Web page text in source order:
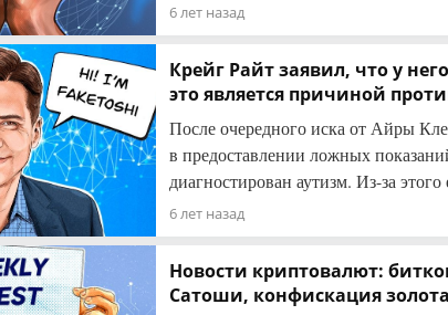
6 лет назад
Крейг Райт заявил, что у
это является причиной
После очередного иска от Айры
в предоставлении ложных
диагностирован аутизм. Из-за
6 лет назад
Новости криптовалют:
Сатоши, конфискация золота